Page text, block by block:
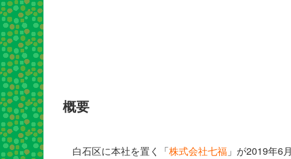
概要
白石区に本社を置く「株式会社七福 」が2019年6